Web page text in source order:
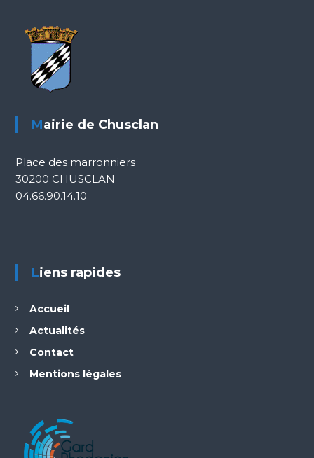
Mairie de Chusclan
Place des marronniers
30200 CHUSCLAN
04.66.90.14.10
Liens rapides
Accueil
Actualités
Contact
Mentions légales